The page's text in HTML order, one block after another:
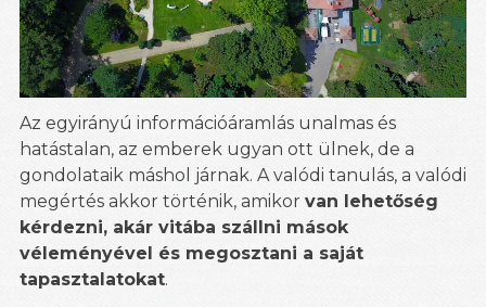
Az egyirányú információáramlás unalmas és
hatástalan, az emberek ugyan ott ülnek, de a
gondolataik máshol járnak. A valódi tanulás, a valódi
megértés akkor történik, amikor van lehetőség
kérdezni, akár vitába szállni mások
véleményével és megosztani a saját
tapasztalatokat.